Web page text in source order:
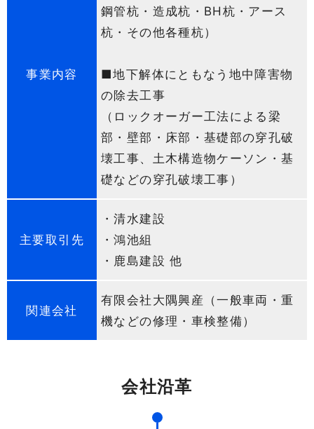
事業内容
鋼管杭・造成杭・BH杭・アース
杭・その他各種杭）
■地下解体にともなう地中障害物
の除去工事
（ロックオーガー工法による梁
部・壁部・床部・基礎部の穿孔破
壊工事、土木構造物ケーソン・基
礎などの穿孔破壊工事）
主要取引先
・清水建設
・鴻池組
・鹿島建設 他
関連会社
有限会社大隅興産（一般車両・重
機などの修理・車検整備）
会社沿革